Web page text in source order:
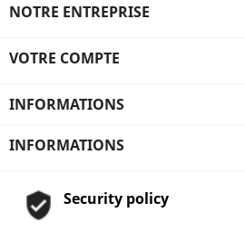
NOTRE ENTREPRISE
VOTRE COMPTE
INFORMATIONS
INFORMATIONS
Security policy